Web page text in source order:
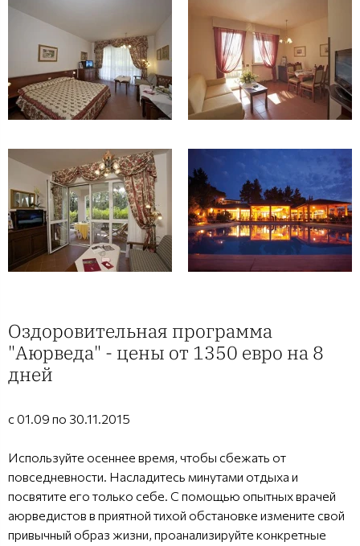
Оздоровительная программа
"Аюрведа" - цены от 1350 евро на 8
дней
с 01.09 по 30.11.2015
Используйте осеннее время, чтобы сбежать от
повседневности. Насладитесь минутами отдыха и
посвятите его только себе. С помощью опытных врачей
аюрведистов в приятной тихой обстановке измените свой
привычный образ жизни, проанализируйте конкретные